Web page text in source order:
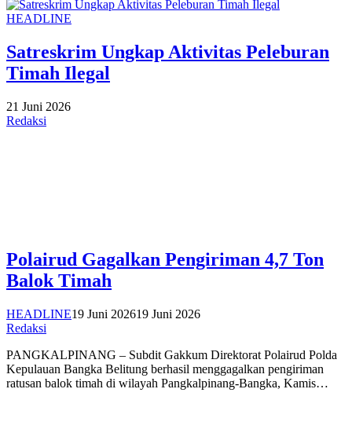
HEADLINE
Satreskrim Ungkap Aktivitas Peleburan
Timah Ilegal
21 Juni 2026
Redaksi
Polairud Gagalkan Pengiriman 4,7 Ton
Balok Timah
HEADLINE19 Juni 202619 Juni 2026
Redaksi
PANGKALPINANG – Subdit Gakkum Direktorat Polairud Polda
Kepulauan Bangka Belitung berhasil menggagalkan pengiriman
ratusan balok timah di wilayah Pangkalpinang-Bangka, Kamis…